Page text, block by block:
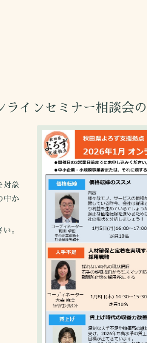
ラインセミナー相談会
対象
中か
。